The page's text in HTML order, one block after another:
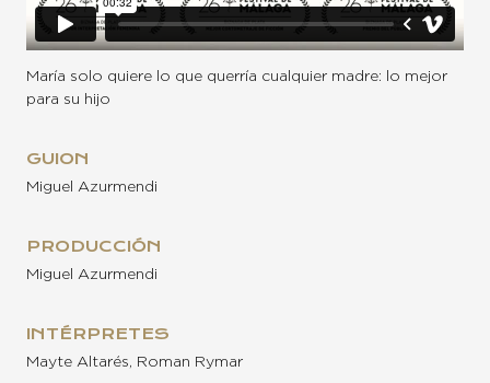
María solo quiere lo que querría cualquier madre: lo mejor
para su hijo
GUION
Miguel Azurmendi
PRODUCCIÓN
Miguel Azurmendi
INTÉRPRETES
Mayte Altarés, Roman Rymar